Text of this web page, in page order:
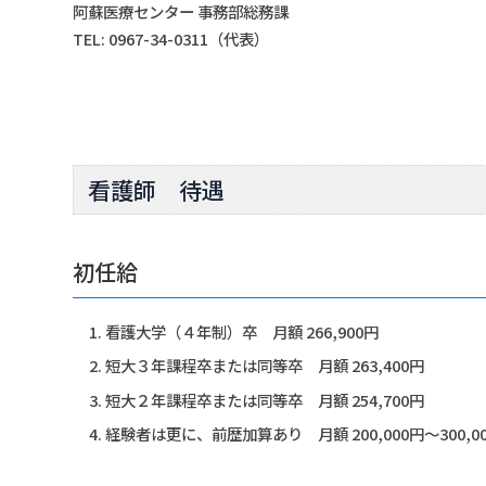
阿蘇医療センター 事務部総務課
TEL: 0967-34-0311（代表）
看護師 待遇
初任給
看護大学（４年制）卒 月額 266,900円
短大３年課程卒または同等卒 月額 263,400円
短大２年課程卒または同等卒 月額 254,700円
経験者は更に、前歴加算あり 月額 200,000円～